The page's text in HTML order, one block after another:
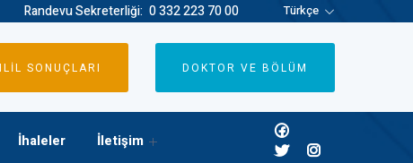
Randevu Sekreterliği: 0 332 223 70 00 Türkçe
SONUÇLARI DOKTOR VE BÖLÜM
İhaleler İletişim